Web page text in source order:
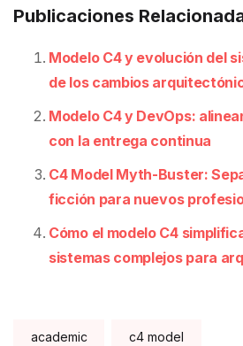
Publicaciones
Modelo C4 y evolución del
de los cambios
Modelo C4 y DevOps:
con la entrega continua
C4 Model Myth-Buster:
ficción para nuevos
Cómo el modelo C4
sistemas complejos para
academic c4 model